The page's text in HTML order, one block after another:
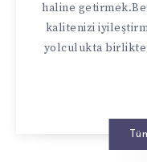
haline
kalitenizi
yolculukta birlikte